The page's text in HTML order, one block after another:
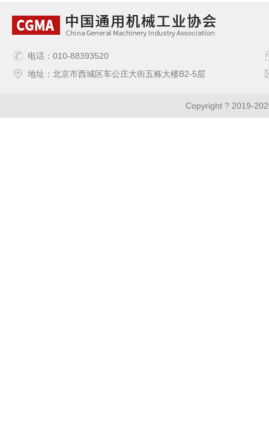
电话：010-88393520
地址：北京市西城区车公庄大街五栋大楼B2-5层
Copyright ? 2019-